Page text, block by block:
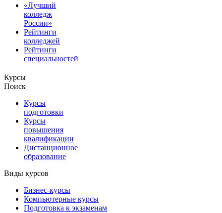
«Лучший
колледж
России»
Рейтинги
колледжей
Рейтинги
специальностей
Курсы
Поиск
Курсы
подготовки
Курсы
повышения
квалификации
Дистанционное
образование
Виды курсов
Бизнес-курсы
Компьютерные курсы
Подготовка к экзаменам